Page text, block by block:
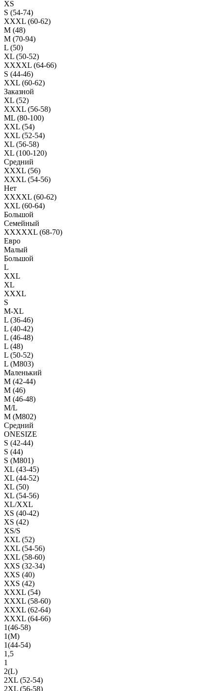
XS
S (54-74)
XXXL (60-62)
M (48)
M (70-94)
L (50)
XL (50-52)
XXXXL (64-66)
S (44-46)
XXL (60-62)
Заказной
XL (52)
XXXL (56-58)
ML (80-100)
XXL (54)
XXL (52-54)
XL (56-58)
XL (100-120)
Средний
XXXL (56)
XXXL (54-56)
Нет
XXXXL (60-62)
XXL (60-64)
Большой
Семейный
XXXXXL (68-70)
Евро
Малый
Большой
L
XXL
XL
XXXL
S
M-XL
L (36-46)
L (40-42)
L (46-48)
L (48)
L (50-52)
L (M803)
Маленький
М (42-44)
M (46)
M (46-48)
M/L
M (M802)
Средний
ONESIZE
S (42-44)
S (44)
S (M801)
XL (43-45)
XL (44-52)
XL (50)
XL (54-56)
XL/XXL
XS (40-42)
XS (42)
XS/S
XXL (52)
XXL (54-56)
XXL (58-60)
XXS (32-34)
XXS (40)
XXS (42)
XXXL (54)
XXXL (58-60)
XXXL (62-64)
XXXL (64-66)
1(46-58)
1(М)
1(44-54)
1,5
1
2(L)
2XL (52-54)
2XL (56-58)